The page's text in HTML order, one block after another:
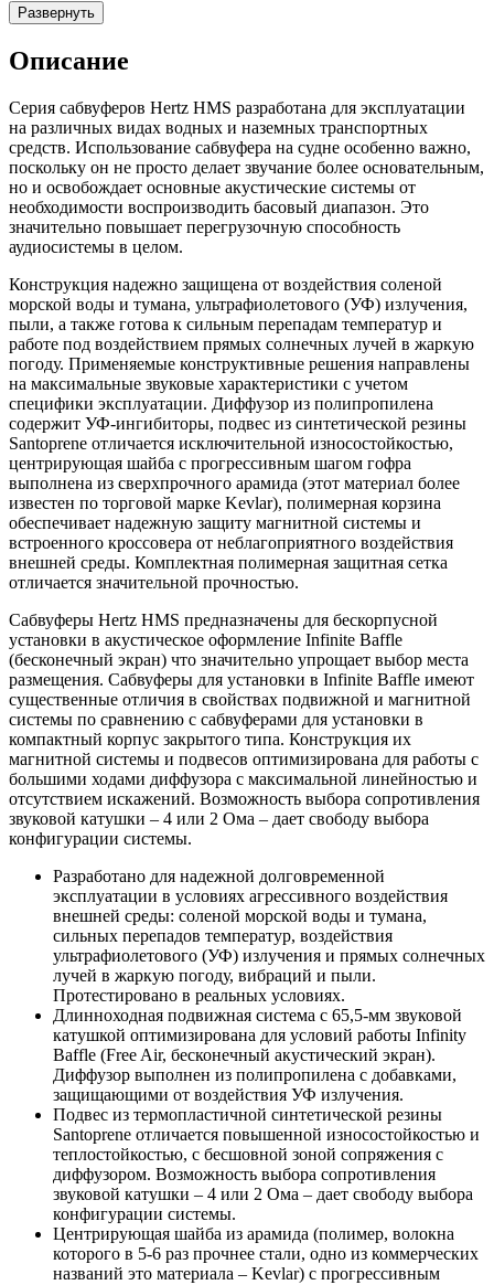
Развернуть
Описание
Серия сабвуферов Hertz HMS разработана для эксплуатации
на различных видах водных и наземных транспортных
средств. Использование сабвуфера на судне особенно важно,
поскольку он не просто делает звучание более основательным,
но и освобождает основные акустические системы от
необходимости воспроизводить басовый диапазон. Это
значительно повышает перегрузочную способность
аудиосистемы в целом.
Конструкция надежно защищена от воздействия соленой
морской воды и тумана, ультрафиолетового (УФ) излучения,
пыли, а также готова к сильным перепадам температур и
работе под воздействием прямых солнечных лучей в жаркую
погоду. Применяемые конструктивные решения направлены
на максимальные звуковые характеристики с учетом
специфики эксплуатации. Диффузор из полипропилена
содержит УФ-ингибиторы, подвес из синтетической резины
Santoprene отличается исключительной износостойкостью,
центрирующая шайба с прогрессивным шагом гофра
выполнена из сверхпрочного арамида (этот материал более
известен по торговой марке Kevlar), полимерная корзина
обеспечивает надежную защиту магнитной системы и
встроенного кроссовера от неблагоприятного воздействия
внешней среды. Комплектная полимерная защитная сетка
отличается значительной прочностью.
Сабвуферы Hertz HMS предназначены для бескорпусной
установки в акустическое оформление Infinite Baffle
(бесконечный экран) что значительно упрощает выбор места
размещения. Сабвуферы для установки в Infinite Baffle имеют
существенные отличия в свойствах подвижной и магнитной
системы по сравнению с сабвуферами для установки в
компактный корпус закрытого типа. Конструкция их
магнитной системы и подвесов оптимизирована для работы с
большими ходами диффузора с максимальной линейностью и
отсутствием искажений. Возможность выбора сопротивления
звуковой катушки – 4 или 2 Ома – дает свободу выбора
конфигурации системы.
Разработано для надежной долговременной
эксплуатации в условиях агрессивного воздействия
внешней среды: соленой морской воды и тумана,
сильных перепадов температур, воздействия
ультрафиолетового (УФ) излучения и прямых солнечных
лучей в жаркую погоду, вибраций и пыли.
Протестировано в реальных условиях.
Длинноходная подвижная система с 65,5-мм звуковой
катушкой оптимизирована для условий работы Infinity
Baffle (Free Air, бесконечный акустический экран).
Диффузор выполнен из полипропилена с добавками,
защищающими от воздействия УФ излучения.
Подвес из термопластичной синтетической резины
Santoprene отличается повышенной износостойкостью и
теплостойкостью, с бесшовной зоной сопряжения с
диффузором. Возможность выбора сопротивления
звуковой катушки – 4 или 2 Ома – дает свободу выбора
конфигурации системы.
Центрирующая шайба из арамида (полимер, волокна
которого в 5-6 раз прочнее стали, одно из коммерческих
названий это материала – Kevlar) с прогрессивным